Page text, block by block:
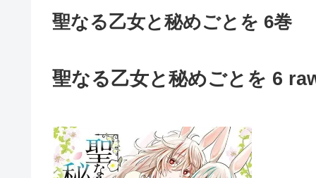
聖なる乙女と秘めごとを 6巻
聖なる乙女と秘めごとを 6